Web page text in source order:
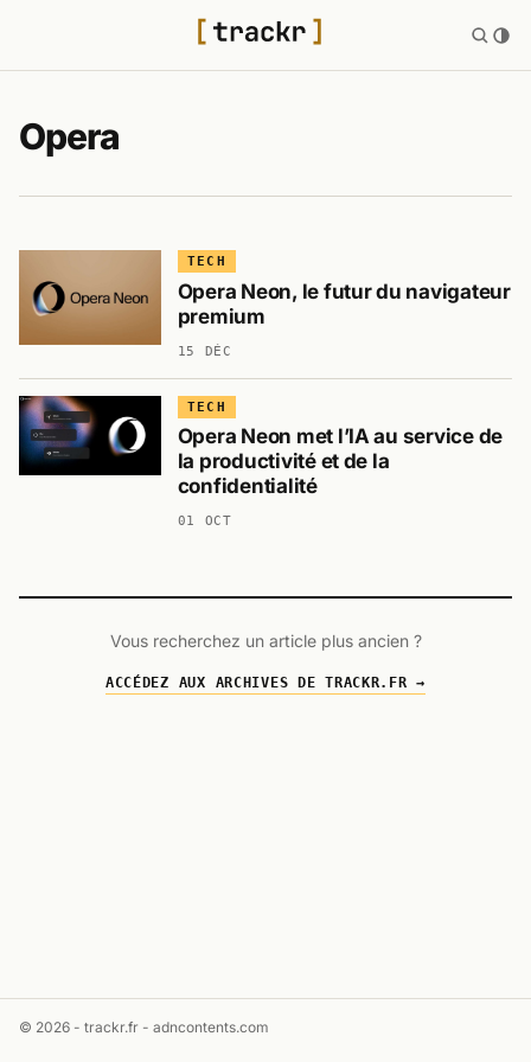
Opera
TECH
Opera Neon, le futur du navigateur
premium
15 DÉC
TECH
Opera Neon met l’IA au service de
la productivité et de la
confidentialité
01 OCT
Vous recherchez un article plus ancien ?
ACCÉDEZ AUX ARCHIVES DE TRACKR.FR →
© 2026 - trackr.fr - adncontents.com